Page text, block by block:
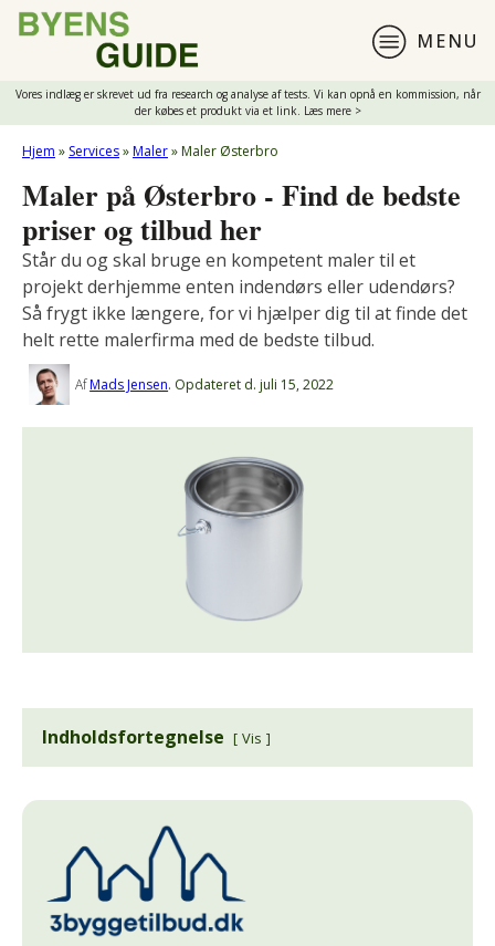
MENU
Vores indlæg er skrevet ud fra research og analyse af tests. Vi kan opnå en kommission, når
der købes et produkt via et link. Læs mere >
Hjem » Services»Maler»Maler Østerbro
Maler på Østerbro - Find de bedste
priser og tilbud her
Står du og skal bruge en kompetent maler til et
projekt derhjemme enten indendørs eller udendørs?
Så frygt ikke længere, for vi hjælper dig til at finde det
helt rette malerfirma med de bedste tilbud.
AfMads Jensen. Opdateret d.juli 15, 2022
Indholdsfortegnelse Vis